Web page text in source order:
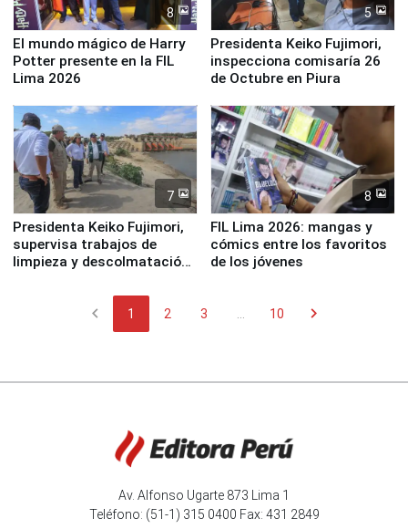
8
El mundo mágico de Harry
Potter presente en la FIL
Lima 2026
5
Presidenta Keiko Fujimori,
inspecciona comisaría 26
de Octubre en Piura
7
Presidenta Keiko Fujimori,
supervisa trabajos de
limpieza y descolmatación
8
FIL Lima 2026: mangas y
cómics entre los favoritos
de los jóvenes
chevron_left 1 2 3 10 chevron_right
Av. Alfonso Ugarte 873 Lima 1
Teléfono: (51-1) 315 0400 Fax: 431 2849